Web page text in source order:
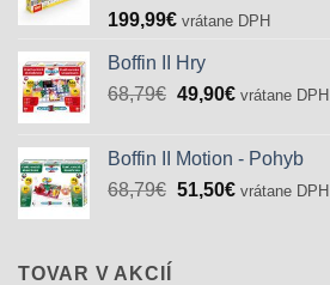
199,99€ vrátane DPH
Boffin II Hry
68,79€ Pôvodná
68,79€.
49,90€Aktuálna
49,90€.
vrátane DPH
Boffin II Motion - Pohyb
68,79€ Pôvodná
51,50€Aktuálna
vrátane DPH
TOVAR V AKCIÍ